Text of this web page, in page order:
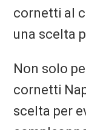
cornetti al
una scelta
Non solo
cornetti
scelta per